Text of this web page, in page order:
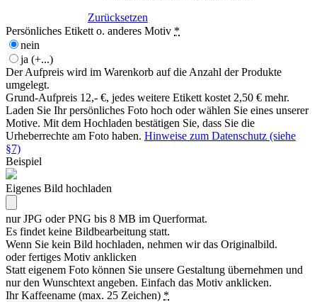
Zurücksetzen
Persönliches Etikett o. anderes Motiv *
nein
ja (+...)
Der Aufpreis wird im Warenkorb auf die Anzahl der Produkte
umgelegt.
Grund-Aufpreis 12,- €, jedes weitere Etikett kostet 2,50 € mehr.
Laden Sie Ihr persönliches Foto hoch oder wählen Sie eines unserer
Motive. Mit dem Hochladen bestätigen Sie, dass Sie die
Urheberrechte am Foto haben. Hinweise zum Datenschutz (siehe
§7)
Beispiel
Eigenes Bild hochladen
nur JPG oder PNG bis 8 MB im Querformat.
Es findet keine Bildbearbeitung statt.
Wenn Sie kein Bild hochladen, nehmen wir das Originalbild.
oder fertiges Motiv anklicken
Statt eigenem Foto können Sie unsere Gestaltung übernehmen und
nur den Wunschtext angeben. Einfach das Motiv anklicken.
Ihr Kaffeename (max. 25 Zeichen) *